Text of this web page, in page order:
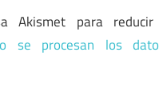
Akismet para
se procesan los